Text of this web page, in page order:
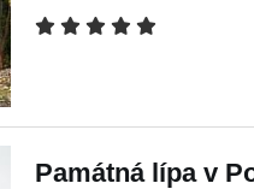
Památná lípa v